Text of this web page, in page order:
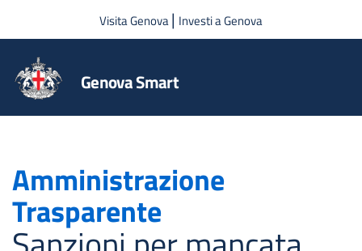
Salta al contenuto principale
Visita Genova| Investi a Genova
Genova Smart
Amministrazione
Trasparente